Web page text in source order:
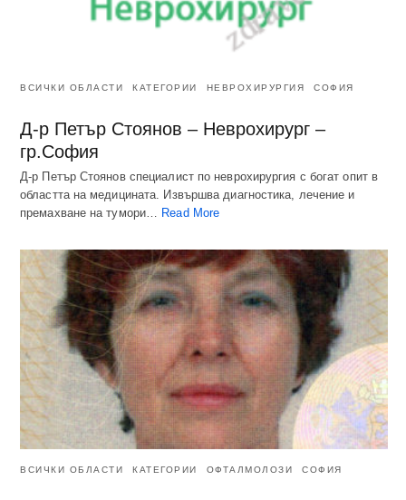
ВСИЧКИ ОБЛАСТИ КАТЕГОРИИ НЕВРОХИРУРГИЯ СОФИЯ
Д-р Петър Стоянов – Неврохирург –
гр.София
Д-р Петър Стоянов специалист по неврохирургия с богат опит в
областта на медицината. Извършва диагностика, лечение и
премахване на тумори…
Read More
ВСИЧКИ ОБЛАСТИ КАТЕГОРИИ ОФТАЛМОЛОЗИ СОФИЯ